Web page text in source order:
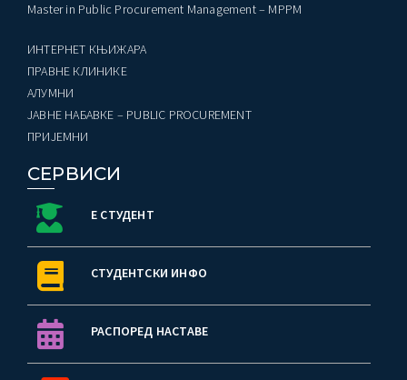
Master in Public Procurement Management – MPPM
ИНТЕРНЕТ КЊИЖАРА
ПРАВНЕ КЛИНИКЕ
AЛУМНИ
ЈАВНЕ НАБАВКЕ – PUBLIC PROCUREMENT
ПРИЈЕМНИ
СЕРВИСИ
Е СТУДЕНТ
СТУДЕНТСКИ ИНФО
РАСПОРЕД НАСТАВЕ